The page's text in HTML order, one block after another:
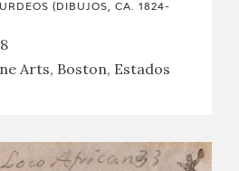
(DIBUJOS, CA. 1824-
Arts, Boston, Estados